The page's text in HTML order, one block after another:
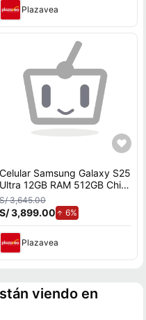
Plazavea
Celular Samsung Galaxy S25
Ultra 12GB RAM 512GB Chip
+ eSIM Titanium White Silver
S/ 3,645.00
S/ 3,899.00 6%de aumento.
Plazavea
viendo en